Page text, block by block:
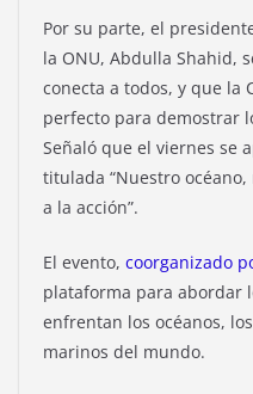
Por su parte, el
la ONU, Abdulla Shahid,
conecta a todos, y que la
perfecto para demostrar
Señaló que el viernes se
titulada “Nuestro
a la acción”.
El evento, coorganizado
plataforma para abordar
enfrentan los océanos,
marinos del mundo.